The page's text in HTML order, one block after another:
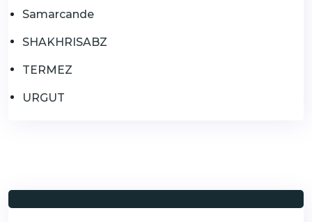
Samarcande
SHAKHRISABZ
TERMEZ
URGUT